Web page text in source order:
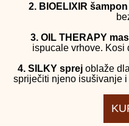
2. BIOELIXIR šampon
3. OIL THERAPY
ispucale vrhove. Kosi
4. SILKY sprej oblaže
spriječiti njeno isušivanje